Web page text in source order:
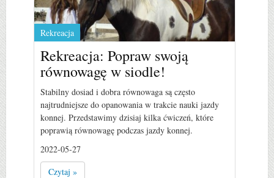
Rekreacja
Rekreacja: Popraw swoją
równowagę w siodle!
Stabilny dosiad i dobra równowaga są często
najtrudniejsze do opanowania w trakcie nauki jazdy
konnej. Przedstawimy dzisiaj kilka ćwiczeń, które
poprawią równowagę podczas jazdy konnej.
2022-05-27
Czytaj »